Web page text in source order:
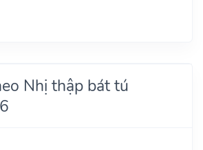
Nhị thập bát tú